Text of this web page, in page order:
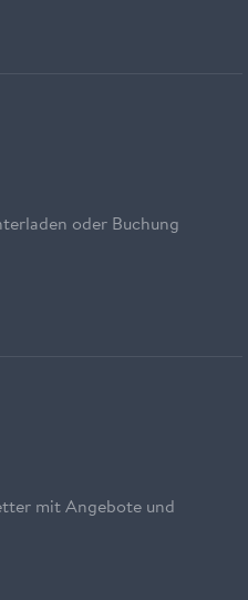
oder Buchung
mit Angebote und